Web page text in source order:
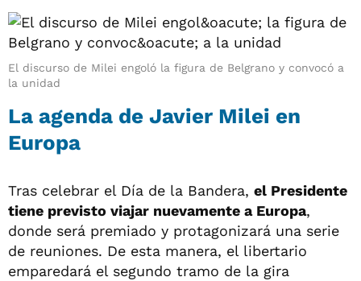
El discurso de Milei engoló la figura de Belgrano y convocó a
la unidad
La agenda de Javier Milei en
Europa
Tras celebrar el Día de la Bandera, el Presidente
tiene previsto viajar nuevamente a Europa,
donde será premiado y protagonizará una serie
de reuniones. De esta manera, el libertario
emparedará el segundo tramo de la gira